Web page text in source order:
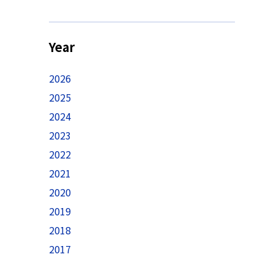
Year
2026
2025
2024
2023
2022
2021
2020
2019
2018
2017